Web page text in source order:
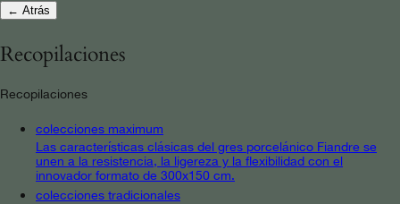
← Atrás
Recopilaciones
Recopilaciones
colecciones maximum
Las características clásicas del gres porcelánico Fiandre se
unen a la resistencia, la ligereza y la flexibilidad con el
innovador formato de 300x150 cm.
colecciones tradicionales